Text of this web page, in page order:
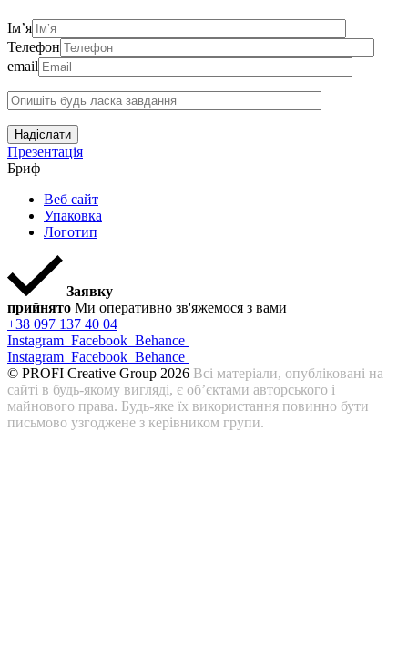
Ім’я
Телефон
email
Надіслати
Презентація
Бриф
Веб сайт
Упаковка
Логотип
Заявку
прийнято Ми оперативно зв'яжемося з вами
+38 097 137 40 04
Instagram Facebook Behance
Instagram Facebook Behance
© PROFI Creative Group 2026 Всі матеріали, опубліковані на
сайті в будь-якому вигляді, є об’єктами авторського і
майнового права. Будь-яке їх використання повинно бути
письмово узгоджене з керівником групи.